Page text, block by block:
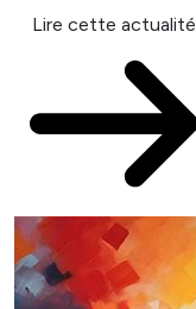
Lire cette actualité